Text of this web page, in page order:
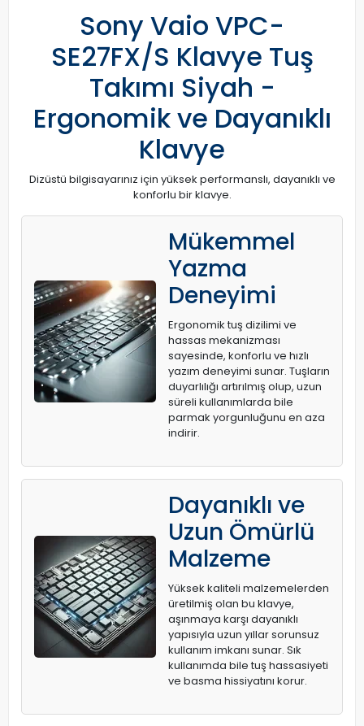
Sony Vaio VPC-
SE27FX/S Klavye Tuş
Takımı Siyah -
Ergonomik ve Dayanıklı
Klavye
Dizüstü bilgisayarınız için yüksek performanslı, dayanıklı ve
konforlu bir klavye.
Mükemmel
Yazma
Deneyimi
Ergonomik tuş dizilimi ve
hassas mekanizması
sayesinde, konforlu ve hızlı
yazım deneyimi sunar. Tuşların
duyarlılığı artırılmış olup, uzun
süreli kullanımlarda bile
parmak yorgunluğunu en aza
indirir.
Dayanıklı ve
Uzun Ömürlü
Malzeme
Yüksek kaliteli malzemelerden
üretilmiş olan bu klavye,
aşınmaya karşı dayanıklı
yapısıyla uzun yıllar sorunsuz
kullanım imkanı sunar. Sık
kullanımda bile tuş hassasiyeti
ve basma hissiyatını korur.